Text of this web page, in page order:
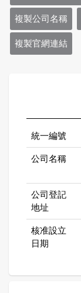
複製公司名稱
複製官網連結
統一編號
公司名稱
公司登記
地址
核准設立
日期